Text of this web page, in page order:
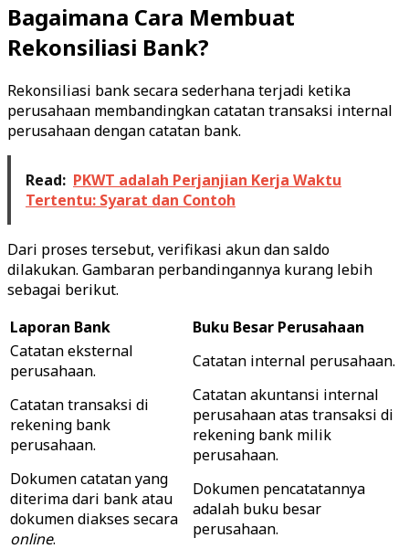
Bagaimana Cara Membuat
Rekonsiliasi Bank?
Rekonsiliasi bank secara sederhana terjadi ketika
perusahaan membandingkan catatan transaksi internal
perusahaan dengan catatan bank.
Read: PKWT adalah Perjanjian Kerja Waktu
Tertentu: Syarat dan Contoh
Dari proses tersebut, verifikasi akun dan saldo
dilakukan. Gambaran perbandingannya kurang lebih
sebagai berikut.
Laporan Bank
Buku Besar Perusahaan
Catatan eksternal
perusahaan.
Catatan internal perusahaan.
Catatan transaksi di
rekening bank
perusahaan.
Catatan akuntansi internal
perusahaan atas transaksi di
rekening bank milik
perusahaan.
Dokumen catatan yang
diterima dari bank atau
dokumen diakses secara
online.
Dokumen pencatatannya
adalah buku besar
perusahaan.